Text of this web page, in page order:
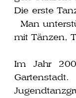
Die ers­te
Man
mit Tänzen,
Im Jahr